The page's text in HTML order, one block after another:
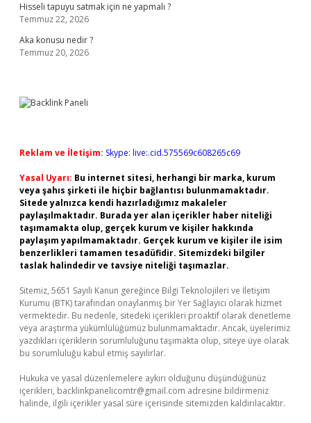
Hisseli tapuyu satmak için ne yapmalı ?
Temmuz 22, 2026
Aka konusu nedir ?
Temmuz 20, 2026
Reklam ve İletişim: Skype: live:.cid.575569c608265c69
Yasal Uyarı: Bu internet sitesi, herhangi bir marka, kurum
veya şahıs şirketi ile hiçbir bağlantısı bulunmamaktadır.
Sitede yalnızca kendi hazırladığımız makaleler
paylaşılmaktadır. Burada yer alan içerikler haber niteliği
taşımamakta olup, gerçek kurum ve kişiler hakkında
paylaşım yapılmamaktadır. Gerçek kurum ve kişiler ile isim
benzerlikleri tamamen tesadüfidir. Sitemizdeki bilgiler
taslak halindedir ve tavsiye niteliği taşımazlar.
Sitemiz, 5651 Sayılı Kanun gereğince Bilgi Teknolojileri ve İletişim
Kurumu (BTK) tarafından onaylanmış bir Yer Sağlayıcı olarak hizmet
vermektedir. Bu nedenle, sitedeki içerikleri proaktif olarak denetleme
veya araştırma yükümlülüğümüz bulunmamaktadır. Ancak, üyelerimiz
yazdıkları içeriklerin sorumluluğunu taşımakta olup, siteye üye olarak
bu sorumluluğu kabul etmiş sayılırlar.
Hukuka ve yasal düzenlemelere aykırı olduğunu düşündüğünüz
içerikleri, backlinkpanelicomtr@gmail.com adresine bildirmeniz
halinde, ilgili içerikler yasal süre içerisinde sitemizden kaldırılacaktır.